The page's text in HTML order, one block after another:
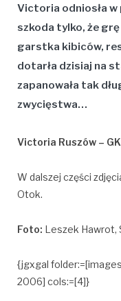
Victoria odniosła w
szkoda tylko, że
garstka kibiców,
dotarła dzisiaj na
zapanowała tak
zwycięstwa…
Victoria Ruszów –
W dalszej części
Otok.
Foto: Leszek Hawrot,
{jgxgal
2006] cols:=[4]}